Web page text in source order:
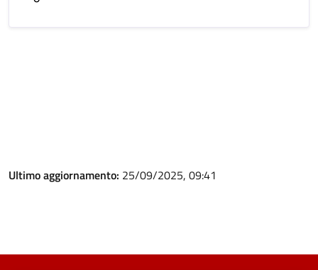
Ultimo aggiornamento: 25/09/2025, 09:41